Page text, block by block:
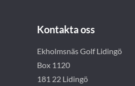
Kontakta oss
Ekholmsnäs Golf Lidingö
Box 1120
181 22 Lidingö